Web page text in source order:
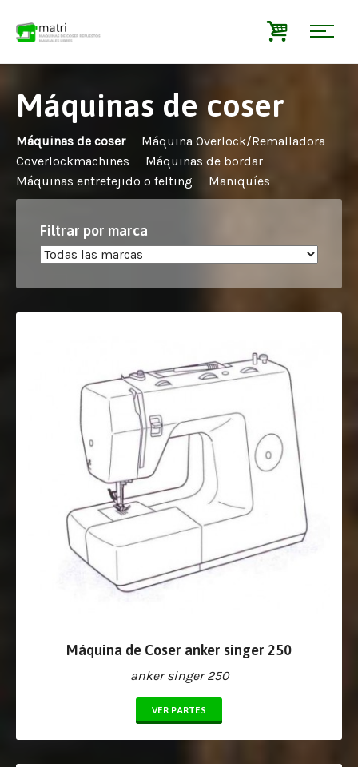
Máquinas de coser
Máquinas de coser
Máquina Overlock/Remalladora
Coverlockmachines
Máquinas de bordar
Máquinas entretejido o felting
Maniquíes
Filtrar por marca
Máquina de Coser anker singer 250
anker singer 250
VER PARTES